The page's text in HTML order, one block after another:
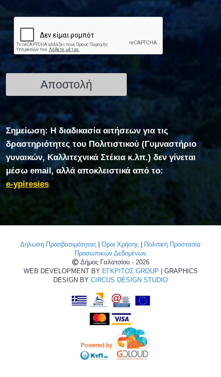
Σημείωση: Η διαδικασία αιτήσεων για τις
δραστηριότητες του Πολιτιστικού (Γυμναστήριο
γυναικών, Καλλιτεχνικά Στέκια κ.λπ.) δεν γίνεται
μέσω email, αλλά αποκλειστικά από το:
e-ypiresies
Δήλωση Προσβασιμότητας |Όροι Χρήσης
Πολιτική Προστασία
Προσωπικών Δεδομένων
Δήμος Γαλατσίου - 2026
WEB DEVELOPMENT BY ΕΓΚΡΙΤΟΣ GROUP | GRAPHICS
DESIGN BY CIRCUS DESIGN STUDIO